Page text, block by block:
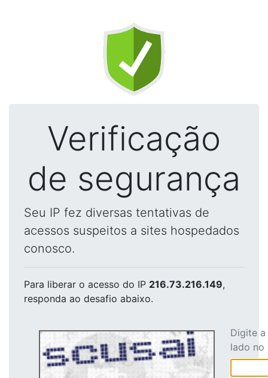
Verificação
de segurança
Seu IP fez diversas tentativas de
acessos suspeitos a sites hospedados
conosco.
Para liberar o acesso do IP 216.73.216.149,
responda ao desafio abaixo.
Digite
lado no